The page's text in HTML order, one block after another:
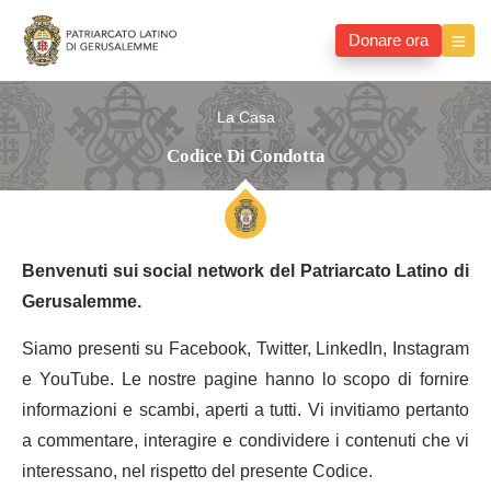
Donare ora
La Casa
Codice Di Condotta
Benvenuti sui social network del Patriarcato Latino di
Gerusalemme.
Siamo presenti su Facebook, Twitter, LinkedIn, Instagram
e YouTube. Le nostre pagine hanno lo scopo di fornire
informazioni e scambi, aperti a tutti. Vi invitiamo pertanto
a commentare, interagire e condividere i contenuti che vi
interessano, nel rispetto del presente Codice.